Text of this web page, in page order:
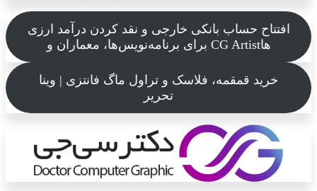
افتتاح حساب بانکی خارجی و نقد کردن درآمد ارزی
برای برنامه‌نویس‌ها، معماران و CG Artistها
خرید قمقمه، فلاسک و تراول ماگ فانتزی | وینا
تحریر